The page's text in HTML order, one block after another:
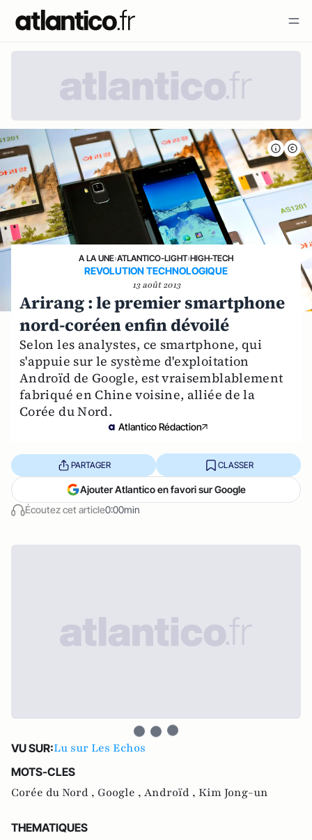
A LA UNE›ATLANTICO-LIGHT›HIGH-TECH
REVOLUTION TECHNOLOGIQUE
13 août 2013
Arirang : le premier smartphone
nord-coréen enfin dévoilé
Selon les analystes, ce smartphone, qui
s'appuie sur le système d'exploitation
Androïd de Google, est vraisemblablement
fabriqué en Chine voisine, alliée de la
Corée du Nord.
Atlantico Rédaction
Écoutez cet article0:00min
PARTAGER CLASSER
Ajouter Atlantico en favori sur Google
VU SUR:Lu sur Les Echos
MOTS-CLES
Corée du Nord , Google , Androïd , Kim Jong-un
THEMATIQUES